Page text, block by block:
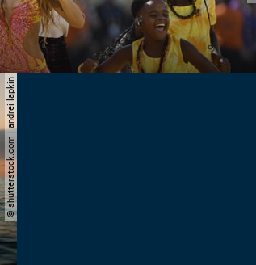
© shutterstock.com | andrei lapkin